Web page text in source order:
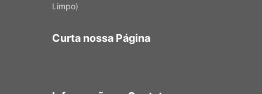
Limpo)
Curta nossa Página